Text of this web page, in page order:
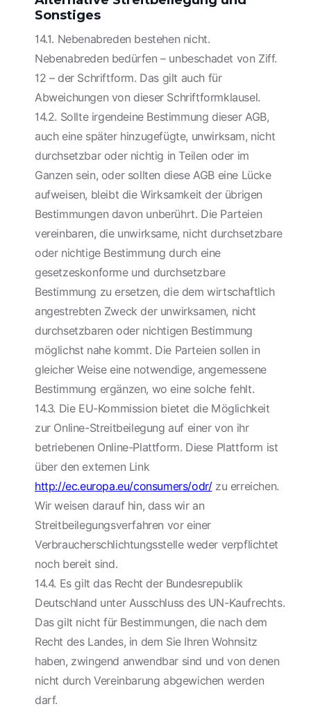
Sonstiges
14.1. Nebenabreden bestehen nicht.
Nebenabreden bedürfen – unbeschadet von Ziff.
12 – der Schriftform. Das gilt auch für
Abweichungen von dieser Schriftformklausel.
14.2. Sollte irgendeine Bestimmung dieser AGB,
auch eine später hinzugefügte, unwirksam, nicht
durchsetzbar oder nichtig in Teilen oder im
Ganzen sein, oder sollten diese AGB eine Lücke
aufweisen, bleibt die Wirksamkeit der übrigen
Bestimmungen davon unberührt. Die Parteien
vereinbaren, die unwirksame, nicht durchsetzbare
oder nichtige Bestimmung durch eine
gesetzeskonforme und durchsetzbare
Bestimmung zu ersetzen, die dem wirtschaftlich
angestrebten Zweck der unwirksamen, nicht
durchsetzbaren oder nichtigen Bestimmung
möglichst nahe kommt. Die Parteien sollen in
gleicher Weise eine notwendige, angemessene
Bestimmung ergänzen, wo eine solche fehlt.
14.3. Die EU-Kommission bietet die Möglichkeit
zur Online-Streitbeilegung auf einer von ihr
betriebenen Online-Plattform. Diese Plattform ist
über den externen Link
http://ec.europa.eu/consumers/odr/zu erreichen.
Wir weisen darauf hin, dass wir an
Streitbeilegungsverfahren vor einer
Verbraucherschlichtungsstelle weder verpflichtet
noch bereit sind.
14.4. Es gilt das Recht der Bundesrepublik
Deutschland unter Ausschluss des UN-Kaufrechts.
Das gilt nicht für Bestimmungen, die nach dem
Recht des Landes, in dem Sie Ihren Wohnsitz
haben, zwingend anwendbar sind und von denen
nicht durch Vereinbarung abgewichen werden
darf.